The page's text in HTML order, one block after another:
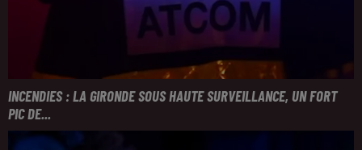
INCENDIES : LA GIRONDE SOUS HAUTE SURVEILLANCE, UN FORT
PIC DE...